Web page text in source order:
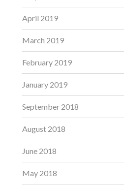
April 2019
March 2019
February 2019
January 2019
September 2018
August 2018
June 2018
May 2018